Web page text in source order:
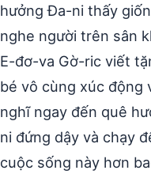
hưởng Đa-ni thấy
nghe người trên sân
E-đơ-va Gờ-ric viết
bé vô cùng xúc động
nghĩ ngay đến quê
ni đứng dậy và chạy
cuộc sống này hơn